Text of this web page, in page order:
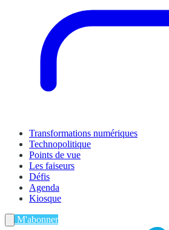
Transformations numériques
Technopolitique
Points de vue
Les faiseurs
Défis
Agenda
Kiosque
M'abonner